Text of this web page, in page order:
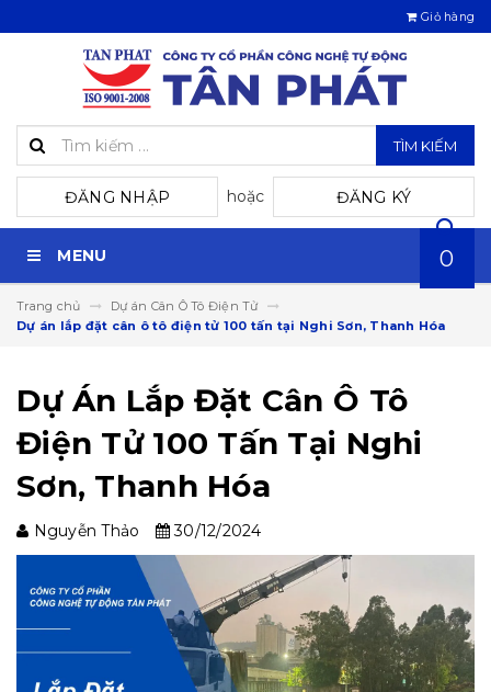
Giỏ hàng
TÌM KIẾM
ĐĂNG NHẬP hoặc ĐĂNG KÝ
MENU 0
Trang chủ
Dự án Cân Ô Tô Điện Tử
Dự án lắp đặt cân ô tô điện tử 100 tấn tại Nghi Sơn, Thanh Hóa
Dự Án Lắp Đặt Cân Ô Tô
Điện Tử 100 Tấn Tại Nghi
Sơn, Thanh Hóa
Nguyễn Thảo 30/12/2024